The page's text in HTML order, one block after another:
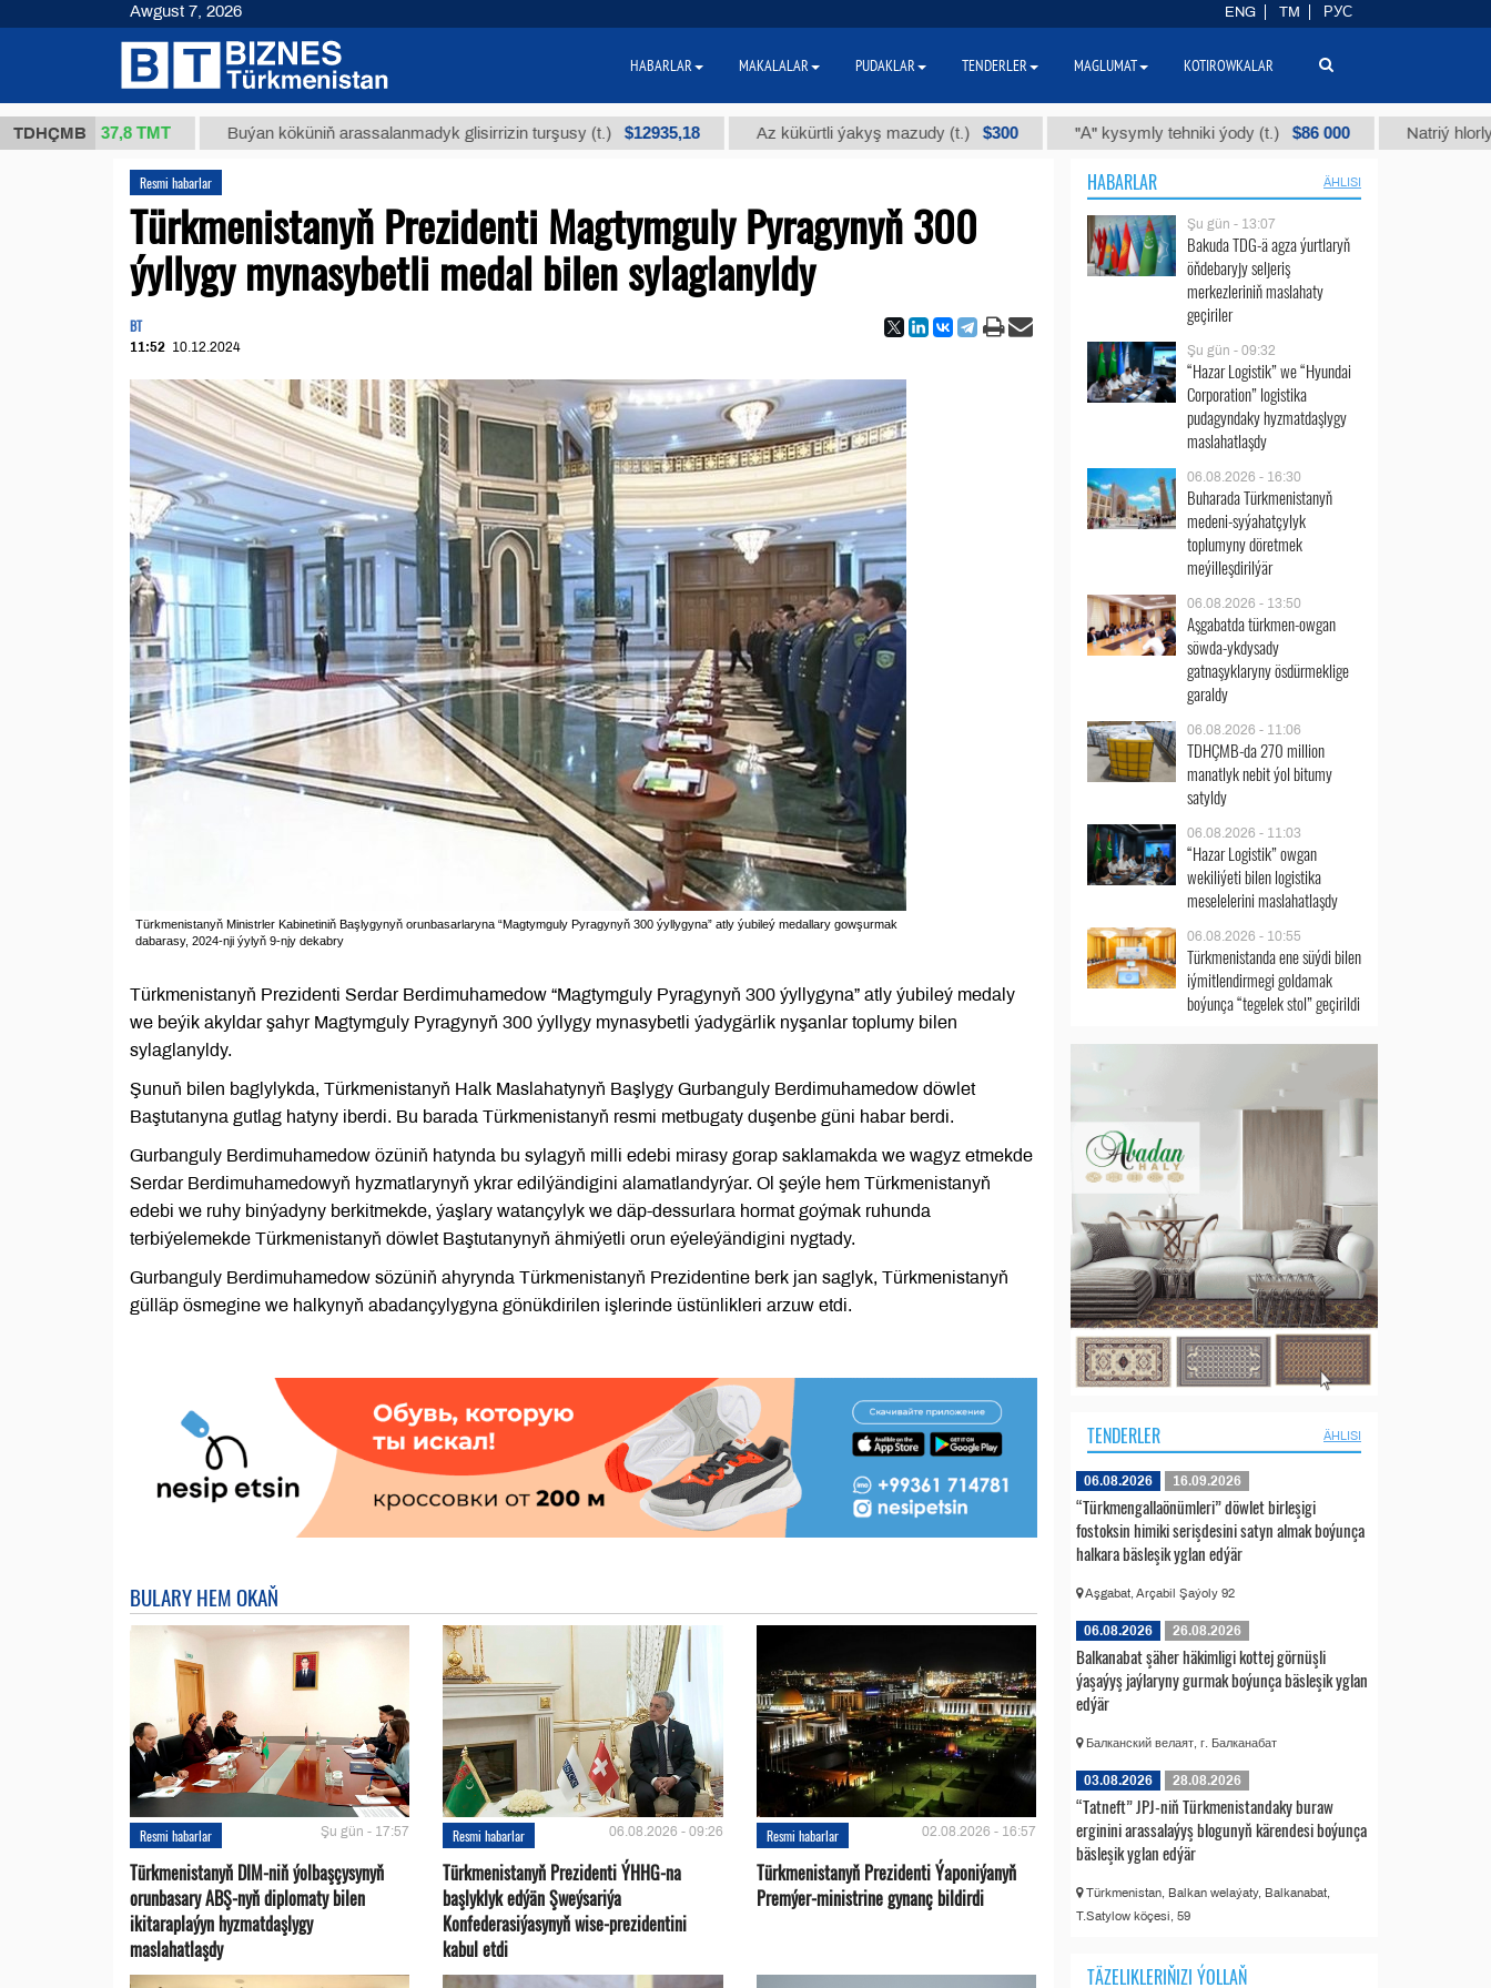
TDHÇMB
37,8 ТМТ Buýan köküniň arassalanmadyk glisirrizin turşusy (t.) $12935,18 Az kükürtli ýakyş mazudy (t.) $300 "А" kysymly tehniki ýody (t.) $86 000 Natriý hlorly (nahar
Resmi habarlar
Türkmenistanyň Prezidenti Magtymguly Pyragynyň 300
ýyllygy mynasybetli medal bilen sylaglanyldy
BT
11:52 10.12.2024
Türkmenistanyň Ministrler Kabinetiniň Başlygynyň orunbasarlaryna “Magtymguly Pyragynyň 300 ýyllygyna” atly ýubileý medallary gowşurmak
dabarasy, 2024-nji ýylyň 9-njy dekabry
Türkmenistanyň Prezidenti Serdar Berdimuhamedow “Magtymguly Pyragynyň 300 ýyllygyna” atly ýubileý medaly
we beýik akyldar şahyr Magtymguly Pyragynyň 300 ýyllygy mynasybetli ýadygärlik nyşanlar toplumy bilen
sylaglanyldy.
Şunuň bilen baglylykda, Türkmenistanyň Halk Maslahatynyň Başlygy Gurbanguly Berdimuhamedow döwlet
Baştutanyna gutlag hatyny iberdi. Bu barada Türkmenistanyň resmi metbugaty duşenbe güni habar berdi.
Gurbanguly Berdimuhamedow özüniň hatynda bu sylagyň milli edebi mirasy gorap saklamakda we wagyz etmekde
Serdar Berdimuhamedowyň hyzmatlarynyň ykrar edilýändigini alamatlandyrýar. Ol şeýle hem Türkmenistanyň
edebi we ruhy binýadyny berkitmekde, ýaşlary watançylyk we däp-dessurlara hormat goýmak ruhunda
terbiýelemekde Türkmenistanyň döwlet Baştutanynyň ähmiýetli orun eýeleýändigini nygtady.
Gurbanguly Berdimuhamedow sözüniň ahyrynda Türkmenistanyň Prezidentine berk jan saglyk, Türkmenistanyň
gülläp ösmegine we halkynyň abadançylygyna gönükdirilen işlerinde üstünlikleri arzuw etdi.
BULARY HEM OKAŇ
Resmi habarlar Şu gün - 17:57
Türkmenistanyň DIM-niň ýolbaşçysynyň
orunbasary ABŞ-nyň diplomaty bilen
ikitaraplaýyn hyzmatdaşlygy
maslahatlaşdy
Resmi habarlar 06.08.2026 - 09:26
Türkmenistanyň Prezidenti ÝHHG-na
başlyklyk edýän Şweýsariýa
Konfederasiýasynyň wise-prezidentini
kabul etdi
Resmi habarlar 02.08.2026 - 16:57
Türkmenistanyň Prezidenti Ýaponiýanyň
Premýer-ministrine gynanç bildirdi
HABARLAR ÄHLISI
Şu gün - 13:07
Bakuda TDG-ä agza ýurtlaryň
öňdebaryjy seljeriş
merkezleriniň maslahaty
geçiriler
Şu gün - 09:32
“Hazar Logistik” we “Hyundai
Corporation” logistika
pudagyndaky hyzmatdaşlygy
maslahatlaşdy
06.08.2026 - 16:30
Buharada Türkmenistanyň
medeni-syýahatçylyk
toplumyny döretmek
meýilleşdirilýär
06.08.2026 - 13:50
Aşgabatda türkmen-owgan
söwda-ykdysady
gatnaşyklaryny ösdürmeklige
garaldy
06.08.2026 - 11:06
TDHÇMB-da 270 million
manatlyk nebit ýol bitumy
satyldy
06.08.2026 - 11:03
“Hazar Logistik” owgan
wekiliýeti bilen logistika
meselelerini maslahatlaşdy
06.08.2026 - 10:55
Türkmenistanda ene süýdi bilen
iýmitlendirmegi goldamak
boýunça “tegelek stol” geçirildi
TENDERLER ÄHLISI
06.08.2026 16.09.2026
“Türkmengallaönümleri” döwlet birleşigi
fostoksin himiki serişdesini satyn almak boýunça
halkara bäsleşik yglan edýär
Aşgabat, Arçabil Şaýoly 92
06.08.2026 26.08.2026
Balkanabat şäher häkimligi kottej görnüşli
ýaşaýyş jaýlaryny gurmak boýunça bäsleşik yglan
edýär
Балканский велаят, г. Балканабат
03.08.2026 28.08.2026
“Tatneft” JPJ-niň Türkmenistandaky buraw
erginini arassalaýyş blogunyň kärendesi boýunça
bäsleşik yglan edýär
Türkmenistan, Balkan welaýaty, Balkanabat,
T.Satylow köçesi, 59
TÄZELIKLERIŇIZI ÝOLLAŇ
Awgust 7, 2026 ENG TM РУС
HABARLAR MAKALALAR PUDAKLAR TENDERLER MAGLUMAT KOTIROWKALAR